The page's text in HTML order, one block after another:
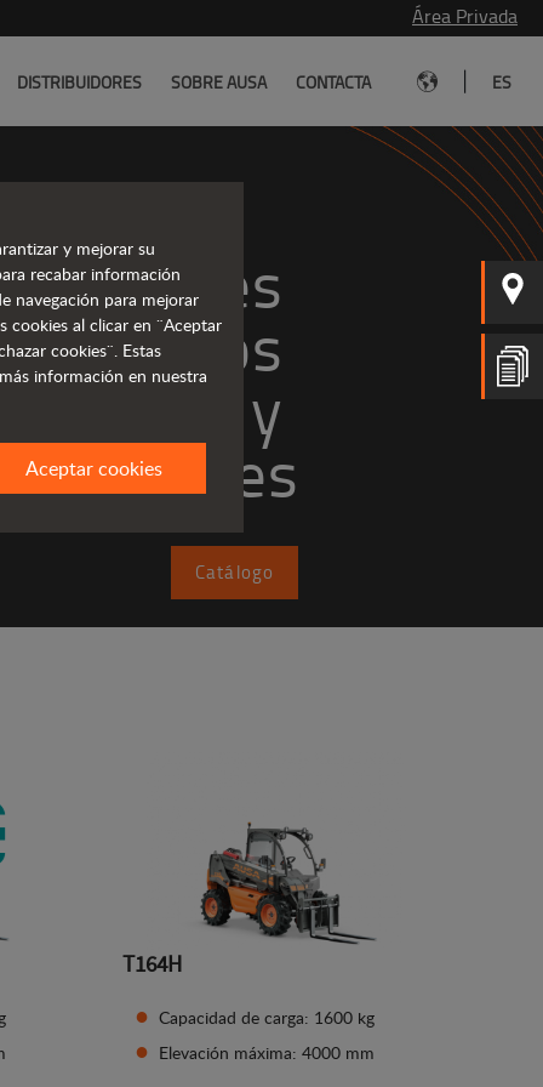
Área Privada
DISTRIBUIDORES SOBRE AUSA CONTACTA ES
versátiles
Catálogo
T164H
Capacidad de carga: 1600 kg
Elevación máxima: 4000 mm
y mejorar su
recabar información
navegación para mejorar
cookies al clicar en ¨Aceptar
cookies¨. Estas
información en nuestra
Aceptar cookies